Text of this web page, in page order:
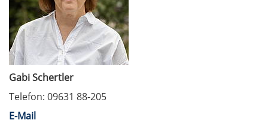
Gabi Schertler
Telefon: 09631 88-205
E-Mail